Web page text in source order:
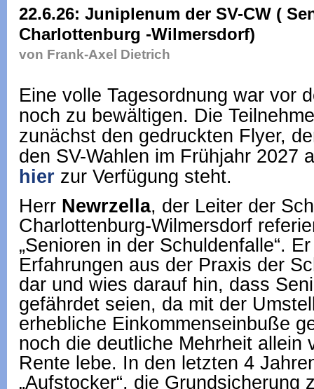
22.6.26: Juniplenum der SV-CW (
Charlottenburg -Wilmersdorf)
von Frank-Axel Dietrich
Eine volle Tagesordnung war vor
noch zu bewältigen. Die
zunächst den gedruckten Flyer,
den SV-Wahlen im Frühjahr 2027
hier zur Verfügung steht.
Herr Newrzella, der Leiter der
Charlottenburg-Wilmersdorf
„Senioren in der Schuldenfalle“.
Erfahrungen aus der Praxis der
dar und wies darauf hin, dass
gefährdet seien, da mit der
erhebliche Einkommenseinbuße
noch die deutliche Mehrheit allein
Rente lebe. In den letzten 4
„Aufstocker“, die Grundsicherung